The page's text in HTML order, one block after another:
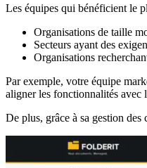
Les équipes qui bénéficient le
Organisations de taille
Secteurs ayant des
Organisations
Par exemple, votre équipe
aligner les fonctionnalités avec
De plus, grâce à sa gestion